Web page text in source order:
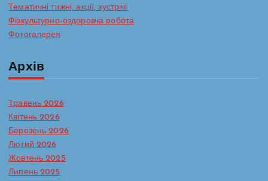
Тематичні тижні, акції, зустрічі
Фізкультурно-оздоровча робота
Фотогалерея
Архів
Травень 2026
Квітень 2026
Березень 2026
Лютий 2026
Жовтень 2025
Липень 2025